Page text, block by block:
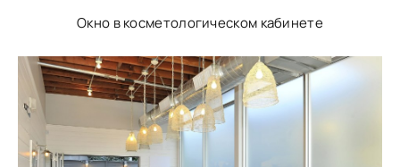
Окно в косметологическом кабинете